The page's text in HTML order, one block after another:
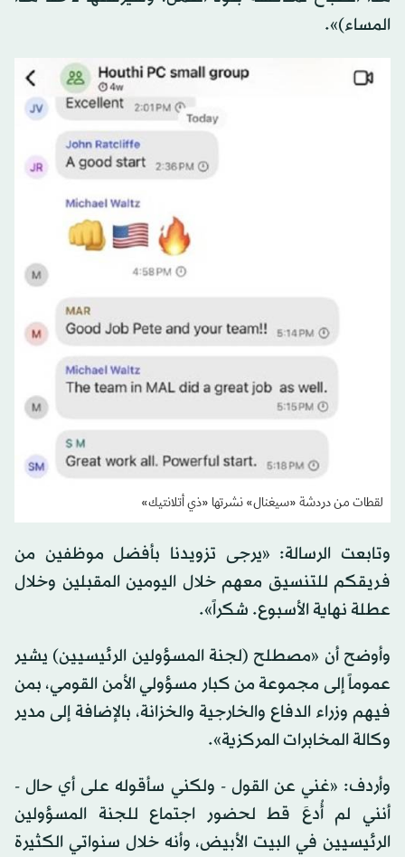
المساء)».
لقطات من دردشة «سيغنال» نشرتها «ذي أتلانتيك»
وتابعت الرسالة: «يرجى تزويدنا بأفضل موظفين من
فريقكم للتنسيق معهم خلال اليومين المقبلين وخلال
عطلة نهاية الأسبوع. شكراً».
وأوضح أن «مصطلح (لجنة المسؤولين الرئيسيين) يشير
عموماً إلى مجموعة من كبار مسؤولي الأمن القومي، بمن
فيهم وزراء الدفاع والخارجية والخزانة، بالإضافة إلى مدير
وكالة المخابرات المركزية».
وأردف: «غني عن القول - ولكني سأقوله على أي حال -
أنني لم أُدعَ قط لحضور اجتماع للجنة المسؤولين
الرئيسيين في البيت الأبيض، وأنه خلال سنواتي الكثيرة